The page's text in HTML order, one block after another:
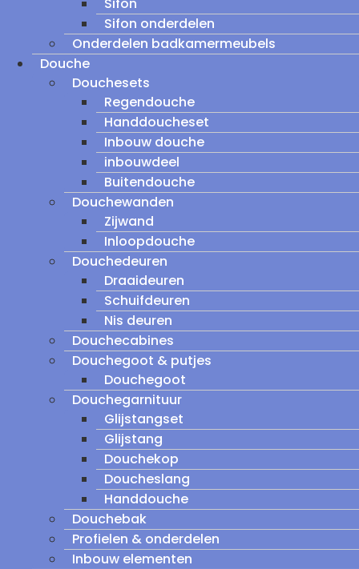
Sifon onderdelen
Onderdelen badkamermeubels
Douche
Douchesets
Regendouche
Handdoucheset
Inbouw douche
inbouwdeel
Buitendouche
Douchewanden
Zijwand
Inloopdouche
Douchedeuren
Draaideuren
Schuifdeuren
Nis deuren
Douchecabines
Douchegoot & putjes
Douchegoot
Douchegarnituur
Glijstangset
Glijstang
Douchekop
Doucheslang
Handdouche
Douchebak
Profielen & onderdelen
Inbouw elementen